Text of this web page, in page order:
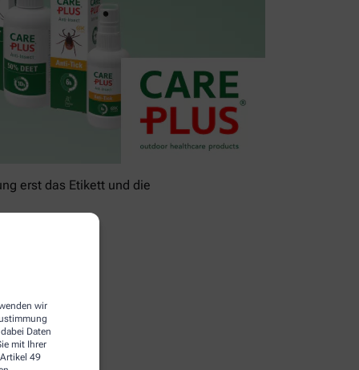
wir
Daten
mit Ihrer
49
erst das Etikett und die